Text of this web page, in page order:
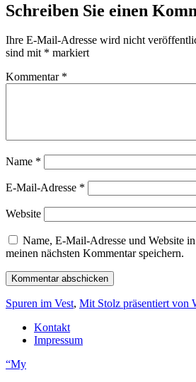
Schreiben Sie einen
Ihre E-Mail-Adresse wird nicht
sind mit * markiert
Kommentar *
Name *
E-Mail-Adresse *
Website
Name, E-Mail-Adresse und Website
meinen nächsten Kommentar speichern.
Spuren im Vest, Mit Stolz präsentiert von
Kontakt
Impressum
“My